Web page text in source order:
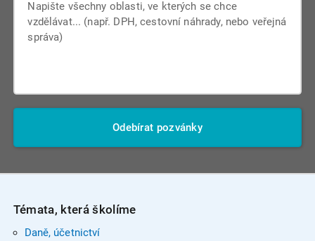
Odebírat pozvánky
Témata, která školíme
Daně, účetnictví